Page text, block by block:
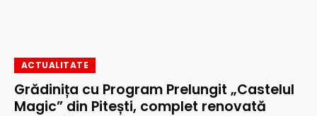
ACTUALITATE
Grădinița cu Program Prelungit „Castelul
Magic” din Pitești, complet renovată